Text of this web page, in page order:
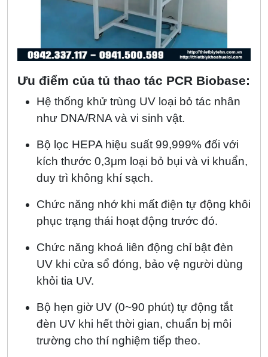
Ưu điểm của tủ thao tác PCR Biobase:
Hệ thống khử trùng UV loại bỏ tác nhân
như DNA/RNA và vi sinh vật.
Bộ lọc HEPA hiệu suất 99,999% đối với
kích thước 0,3μm loại bỏ bụi và vi khuẩn,
duy trì không khí sạch.
Chức năng nhớ khi mất điện tự động khôi
phục trạng thái hoạt động trước đó.
Chức năng khoá liên động chỉ bật đèn
UV khi cửa sổ đóng, bảo vệ người dùng
khỏi tia UV.
Bộ hẹn giờ UV (0~90 phút) tự động tắt
đèn UV khi hết thời gian, chuẩn bị môi
trường cho thí nghiệm tiếp theo.